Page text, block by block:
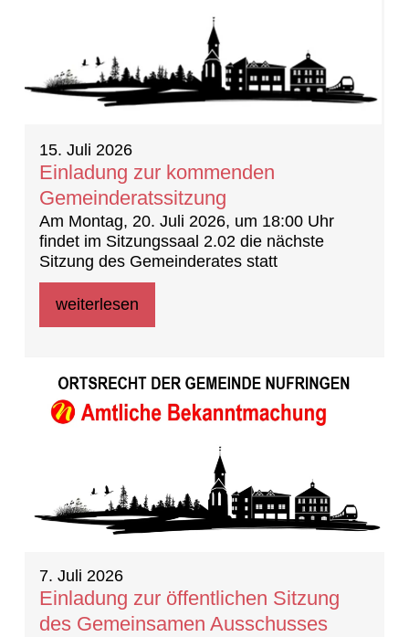
15. Juli 2026
Einladung zur kommenden
Gemeinderatssitzung
Am Montag, 20. Juli 2026, um 18:00 Uhr
findet im Sitzungssaal 2.02 die nächste
Sitzung des Gemeinderates statt
weiterlesen
7. Juli 2026
Einladung zur öffentlichen Sitzung
des Gemeinsamen Ausschusses